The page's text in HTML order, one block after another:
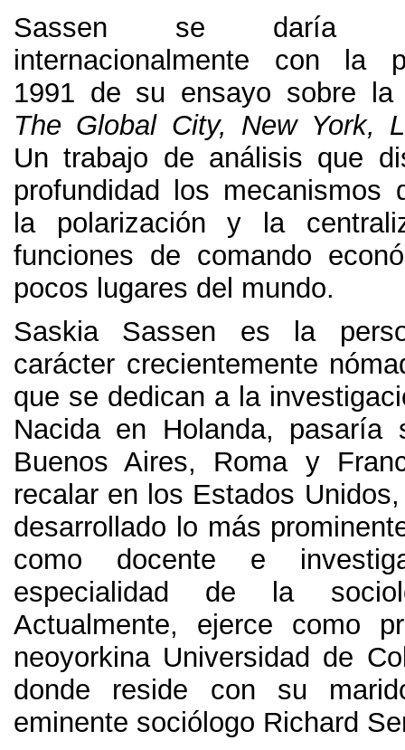
Sassen se daría
internacionalmente con la
1991 de su ensayo sobre la
The Global City, New York,
Un trabajo de análisis que
profundidad los mecanismos
la polarización y la
funciones de comando
pocos lugares del mundo.
Saskia Sassen es la
carácter crecientemente
que se dedican a la
Nacida en Holanda, pasaría
Buenos Aires, Roma y
recalar en los Estados Unidos
desarrollado lo más
como docente e
especialidad de la
Actualmente, ejerce como
neoyorkina Universidad de
donde reside con su
eminente sociólogo Richard